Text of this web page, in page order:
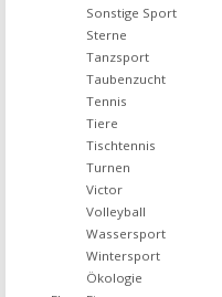
Sonstige Sport
Sterne
Tanzsport
Taubenzucht
Tennis
Tiere
Tischtennis
Turnen
Victor
Volleyball
Wassersport
Wintersport
Ökologie